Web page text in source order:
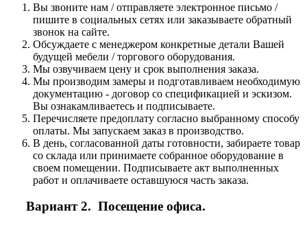
Вы звоните нам / отправляете электронное письмо /
пишите в социальных сетях или заказываете обратный
звонок на сайте.
Обсуждаете с менеджером конкретные детали Вашей
будущей мебели / торгового оборудования.
Мы озвучиваем цену и срок выполнения заказа.
Мы производим замеры и подготавливаем необходимую
документацию - договор со спецификацией и эскизом.
Вы ознакамливаетесь и подписываете.
Перечисляете предоплату согласно выбранному способу
оплаты. Мы запускаем заказ в производство.
В день, согласованной даты готовности, забираете товар
со склада или принимаете собранное оборудование в
своем помещении. Подписываете акт выполненных
работ и оплачиваете оставшуюся часть заказа.
Вариант 2. Посещение офиса.